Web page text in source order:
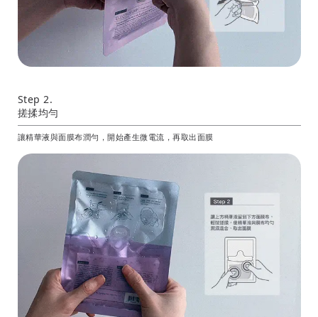
Step 2.
搓揉均勻
讓精華液與面膜布潤勻，開始產生微電流，再取出面膜